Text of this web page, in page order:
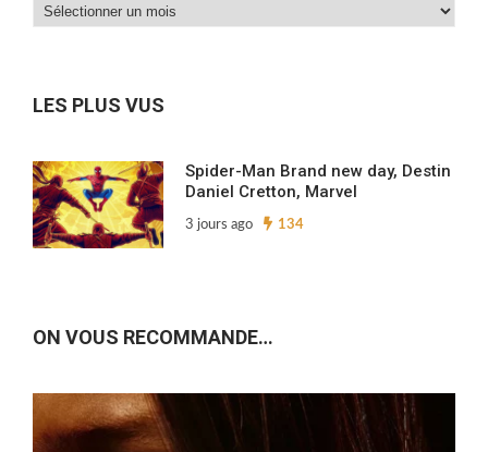
Dans
LES PLUS VUS
Spider-Man Brand new day, Destin
Daniel Cretton, Marvel
3 jours ago 134
ON VOUS RECOMMANDE…